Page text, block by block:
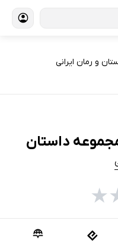
و رمان ایرانی
داستان
★